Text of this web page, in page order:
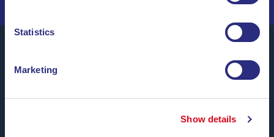
Statistics
Marketing
Show details
günstigen Tarifen, bequemen Uhrzeiten und mit